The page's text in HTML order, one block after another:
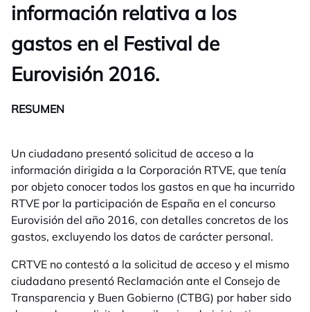
información relativa a los
gastos en el Festival de
Eurovisión 2016.
RESUMEN
Un ciudadano presentó solicitud de acceso a la
información dirigida a la Corporación RTVE, que tenía
por objeto conocer todos los gastos en que ha incurrido
RTVE por la participación de España en el concurso
Eurovisión del año 2016, con detalles concretos de los
gastos, excluyendo los datos de carácter personal.
CRTVE no contestó a la solicitud de acceso y el mismo
ciudadano presentó Reclamación ante el Consejo de
Transparencia y Buen Gobierno (CTBG) por haber sido